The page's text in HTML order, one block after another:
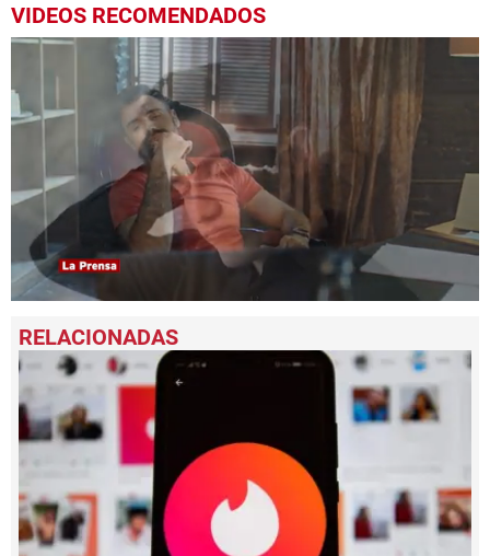
VIDEOS RECOMENDADOS
seconds
of
2
minutes,
seconds